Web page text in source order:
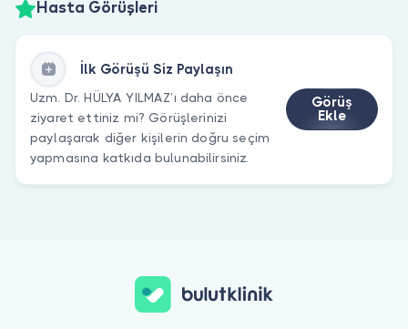
Hasta Görüşleri
İlk Görüşü Siz Paylaşın
Uzm. Dr. HÜLYA YILMAZ’ı daha önce
ziyaret ettiniz mi? Görüşlerinizi
paylaşarak diğer kişilerin doğru seçim
yapmasına katkıda bulunabilirsiniz.
Görüş
Ekle